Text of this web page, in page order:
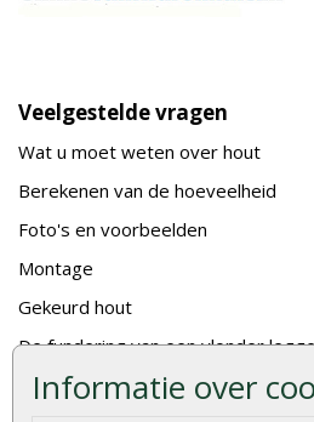
Informatie over
Veelgestelde vragen
Wat u moet weten over hout
Berekenen van de hoeveelheid
Foto's en voorbeelden
Montage
Gekeurd hout
De fundering van een vlonder
Hoe zelf een houten overkapping